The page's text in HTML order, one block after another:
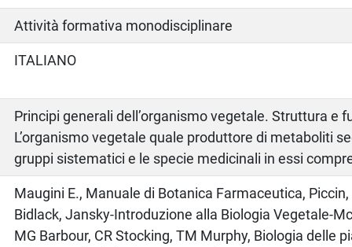
Attività formativa monodisciplinare
ITALIANO
Principi generali dell’organismo vegetale. Struttura e
L’organismo vegetale quale produttore di metaboliti
gruppi sistematici e le specie medicinali in essi
Maugini E., Manuale di Botanica Farmaceutica,
Bidlack, Jansky-Introduzione alla Biologia Vegetale-
MG Barbour, CR Stocking, TM Murphy, Biologia delle